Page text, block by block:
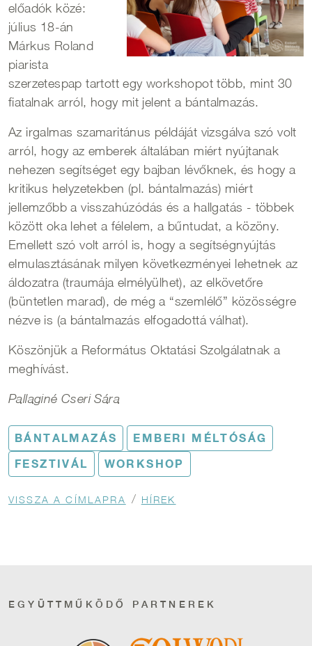
előadók közé:
július 18-án
Márkus Roland
piarista
szerzetespap tartott egy workshopot több, mint 30
fiatalnak arról, hogy mit jelent a bántalmazás.
Az irgalmas szamaritánus példáját vizsgálva szó volt
arról, hogy az emberek általában miért nyújtanak
nehezen segítséget egy bajban lévőknek, és hogy a
kritikus helyzetekben (pl. bántalmazás) miért
jellemzőbb a visszahúzódás és a hallgatás - többek
között oka lehet a félelem, a bűntudat, a közöny.
Emellett szó volt arról is, hogy a segítségnyújtás
elmulasztásának milyen következményei lehetnek az
áldozatra (traumája elmélyülhet), az elkövetőre
(büntetlen marad), de még a “szemlélő” közösségre
nézve is (a bántalmazás elfogadottá válhat).
Köszönjük a Református Oktatási Szolgálatnak a
meghívást.
Pallaginé Cseri Sára
BÁNTALMAZÁS EMBERI MÉLTÓSÁG
FESZTIVÁL WORKSHOP
Morzsa
VISSZA A CÍMLAPRA HÍREK
EGYÜTTMŰKÖDŐ PARTNEREK